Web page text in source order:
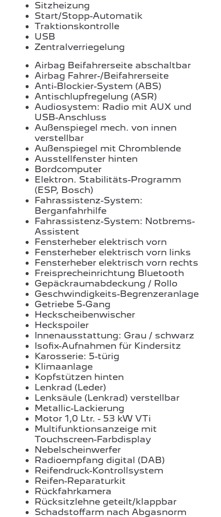
Sitzheizung
Start/Stopp-Automatik
Traktionskontrolle
USB
Zentralverriegelung
Airbag Beifahrerseite abschaltbar
Airbag Fahrer-/Beifahrerseite
Anti-Blockier-System (ABS)
Antischlupfregelung (ASR)
Audiosystem: Radio mit AUX und
USB-Anschluss
Außenspiegel mech. von innen
verstellbar
Außenspiegel mit Chromblende
Ausstellfenster hinten
Bordcomputer
Elektron. Stabilitäts-Programm
(ESP, Bosch)
Fahrassistenz-System:
Berganfahrhilfe
Fahrassistenz-System: Notbrems-
Assistent
Fensterheber elektrisch vorn
Fensterheber elektrisch vorn links
Fensterheber elektrisch vorn rechts
Freisprecheinrichtung Bluetooth
Gepäckraumabdeckung / Rollo
Geschwindigkeits-Begrenzeranlage
Getriebe 5-Gang
Heckscheibenwischer
Heckspoiler
Innenausstattung: Grau / schwarz
Isofix-Aufnahmen für Kindersitz
Karosserie: 5-türig
Klimaanlage
Kopfstützen hinten
Lenkrad (Leder)
Lenksäule (Lenkrad) verstellbar
Metallic-Lackierung
Motor 1,0 Ltr. - 53 kW VTi
Multifunktionsanzeige mit
Touchscreen-Farbdisplay
Nebelscheinwerfer
Radioempfang digital (DAB)
Reifendruck-Kontrollsystem
Reifen-Reparaturkit
Rückfahrkamera
Rücksitzlehne geteilt/klappbar
Schadstoffarm nach Abgasnorm